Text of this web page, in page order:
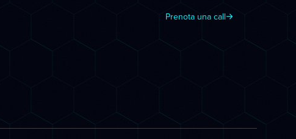
Prenota una call